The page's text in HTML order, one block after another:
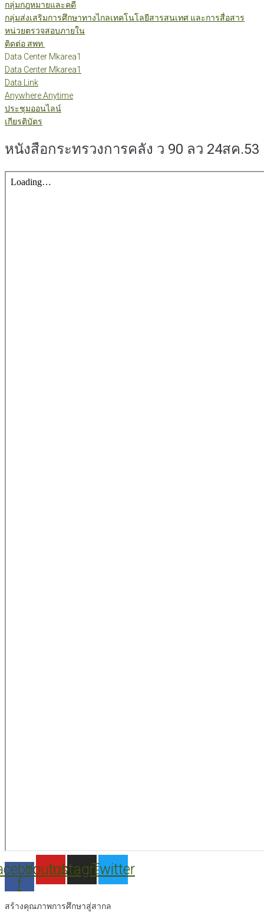
กลุ่มกฎหมายและคดี
กลุ่มส่งเสริมการศึกษาทางไกลเทคโนโลยีสารสนเทศ และการสื่อสาร
หน่วยตรวจสอบภายใน
ติดต่อ สพท.
Data Center Mkarea1
Data Center Mkarea1
Data Link
Anywhere Anytime
ประชุมออนไลน์
เกียรติบัตร
หนังสือกระทรวงการคลัง ว 90 ลว 24สค.53
f
Youtube
Instagram
Twitter
สร้างคุณภาพการศึกษาสู่สากล